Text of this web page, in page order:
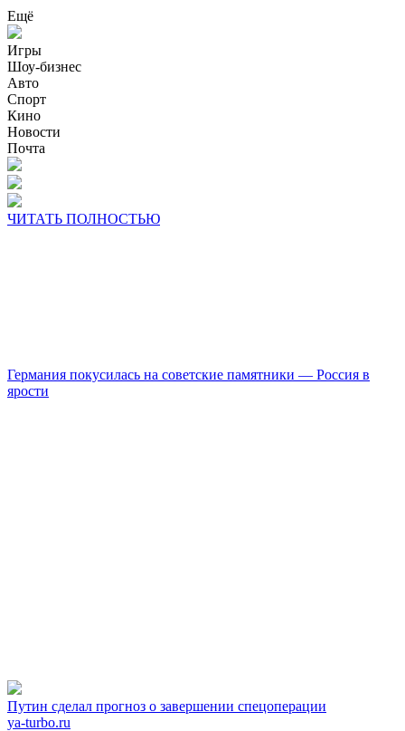
Ещё
Игры
Шоу-бизнес
Авто
Спорт
Кино
Новости
Почта
ЧИТАТЬ ПОЛНОСТЬЮ
Германия покусилась на советские памятники — Россия в
ярости
Путин сделал прогноз о завершении спецоперации
ya-turbo.ru